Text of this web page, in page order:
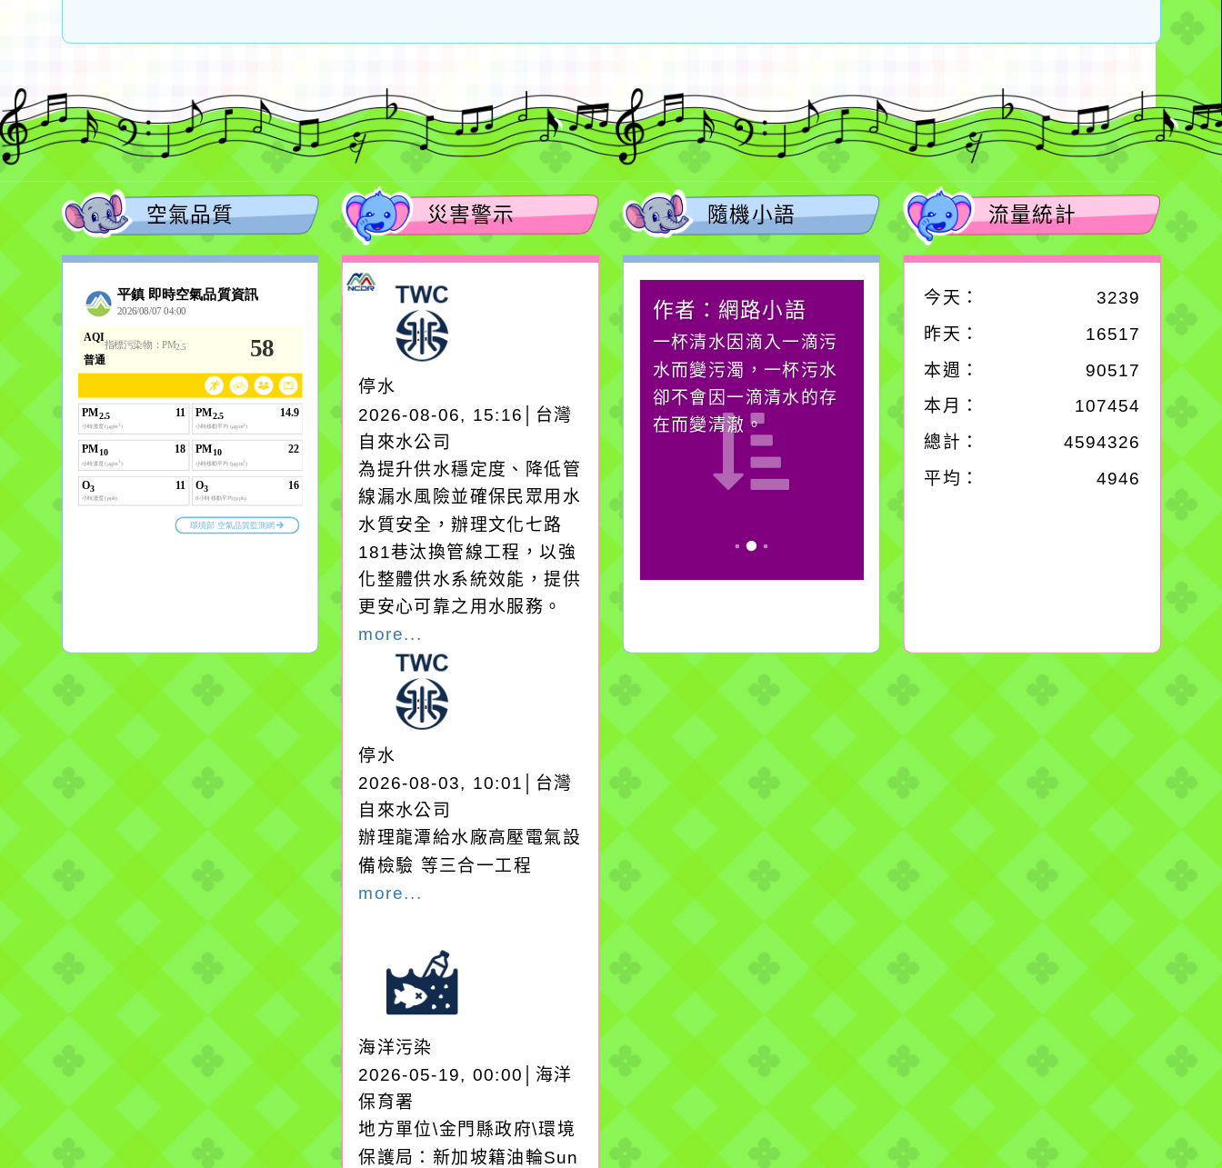
空氣品質 災害警示
停水
2026-08-06, 15:16│台灣
自來水公司
為提升供水穩定度、降低管
線漏水風險並確保民眾用水
水質安全，辦理文化七路
181巷汰換管線工程，以強
化整體供水系統效能，提供
更安心可靠之用水服務。
more...
停水
2026-08-03, 10:01│台灣
自來水公司
辦理龍潭給水廠高壓電氣設
備檢驗 等三合一工程
more...
海洋污染
2026-05-19, 00:00│海洋
保育署
地方單位\金門縣政府\環境
保護局：新加坡籍油輪Sun
隨機小語
作者：網路小語
在實現理想的路途中，
誘惑。
作者：網路小語
一杯清水因滴入一滴污
水而變污濁，一杯污水
卻不會因一滴清水的存
在而變清澈。
作者：網路小語
生活是一面鏡子。你對
它笑，它就對你笑；你
對它哭，它也對你哭。
流量統計
今天： 3239
昨天： 16517
本週： 90517
本月： 107454
總計：
4594326
平均：
4946